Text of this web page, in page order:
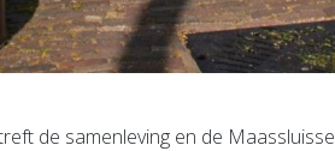
de samenleving en de